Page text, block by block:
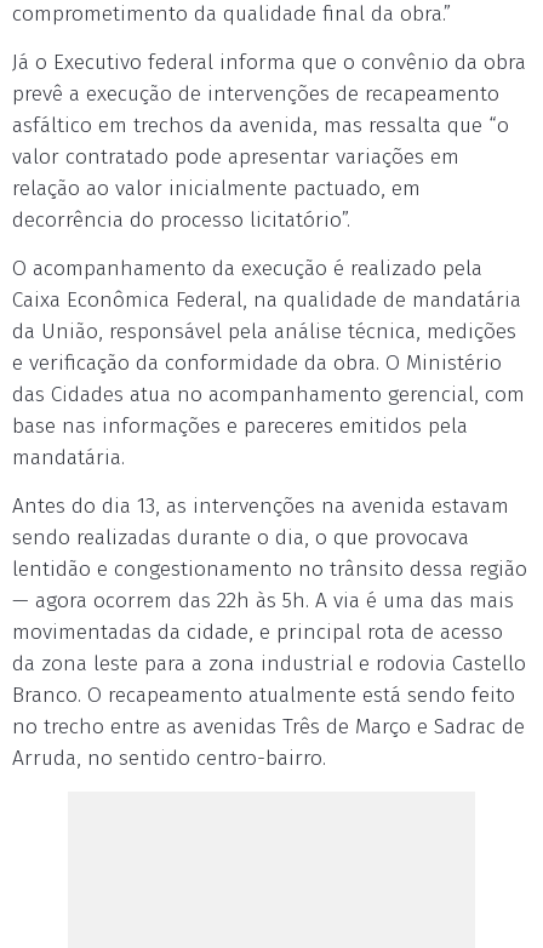
comprometimento da qualidade final da obra.”
Já o Executivo federal informa que o convênio da obra
prevê a execução de intervenções de recapeamento
asfáltico em trechos da avenida, mas ressalta que “o
valor contratado pode apresentar variações em
relação ao valor inicialmente pactuado, em
decorrência do processo licitatório”.
O acompanhamento da execução é realizado pela
Caixa Econômica Federal, na qualidade de mandatária
da União, responsável pela análise técnica, medições
e verificação da conformidade da obra. O Ministério
das Cidades atua no acompanhamento gerencial, com
base nas informações e pareceres emitidos pela
mandatária.
Antes do dia 13, as intervenções na avenida estavam
sendo realizadas durante o dia, o que provocava
lentidão e congestionamento no trânsito dessa região
— agora ocorrem das 22h às 5h. A via é uma das mais
movimentadas da cidade, e principal rota de acesso
da zona leste para a zona industrial e rodovia Castello
Branco. O recapeamento atualmente está sendo feito
no trecho entre as avenidas Três de Março e Sadrac de
Arruda, no sentido centro-bairro.